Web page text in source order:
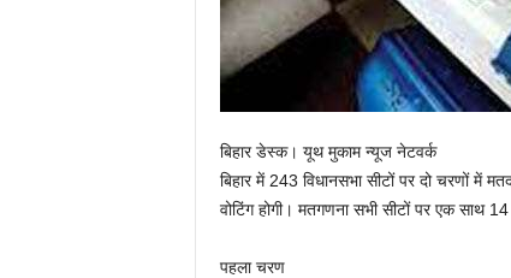
बिहार डेस्क। यूथ मुकाम न्यूज नेटवर्क
बिहार में 243 विधानसभा सीटों पर दो चरणों में
वोटिंग होगी। मतगणना सभी सीटों पर एक साथ 14
पहला चरण